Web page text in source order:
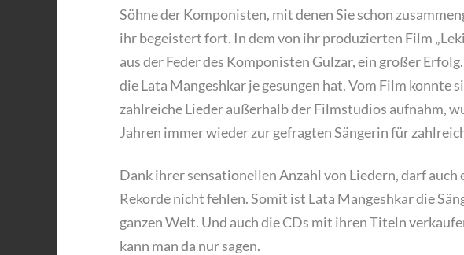
Söhne der Komponisten, mit denen Sie schon
ihr begeistert fort. In dem von ihr produzierten Film
aus der Feder des Komponisten Gulzar, ein großer
die Lata Mangeshkar je gesungen hat. Vom Film konnte
zahlreiche Lieder außerhalb der Filmstudios aufnahm,
Jahren immer wieder zur gefragten Sängerin für
Dank ihrer sensationellen Anzahl von Liedern, darf auch
Rekorde nicht fehlen. Somit ist Lata Mangeshkar die
ganzen Welt. Und auch die CDs mit ihren Titeln
kann man da nur sagen.